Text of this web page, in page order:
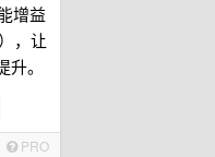
增益
，让
。
PRO